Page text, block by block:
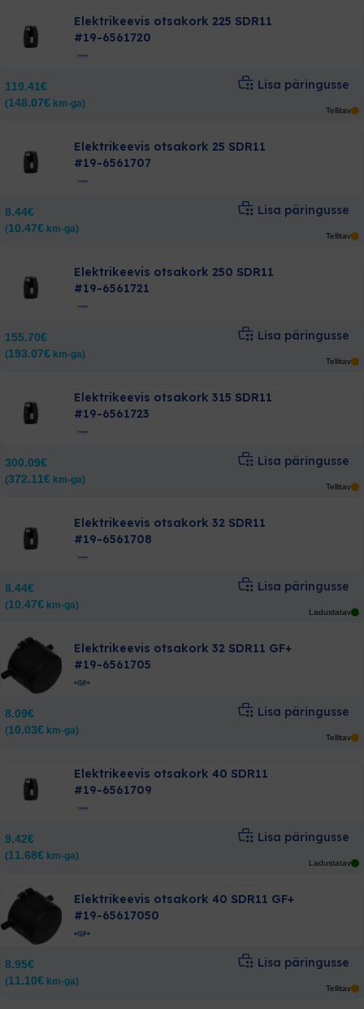
Elektrikeevis otsakork 225 SDR11
#19-6561720
119.41€
(148.07€ km-ga)
Lisa päringusse
Tellitav
Elektrikeevis otsakork 25 SDR11
#19-6561707
8.44€
(10.47€ km-ga)
Lisa päringusse
Tellitav
Elektrikeevis otsakork 250 SDR11
#19-6561721
155.70€
(193.07€ km-ga)
Lisa päringusse
Tellitav
Elektrikeevis otsakork 315 SDR11
#19-6561723
300.09€
(372.11€ km-ga)
Lisa päringusse
Tellitav
Elektrikeevis otsakork 32 SDR11
#19-6561708
8.44€
(10.47€ km-ga)
Lisa päringusse
Ladustatav
Elektrikeevis otsakork 32 SDR11 GF+
#19-6561705
8.09€
(10.03€ km-ga)
Lisa päringusse
Tellitav
Elektrikeevis otsakork 40 SDR11
#19-6561709
9.42€
(11.68€ km-ga)
Lisa päringusse
Ladustatav
Elektrikeevis otsakork 40 SDR11 GF+
#19-65617050
8.95€
(11.10€ km-ga)
Lisa päringusse
Tellitav